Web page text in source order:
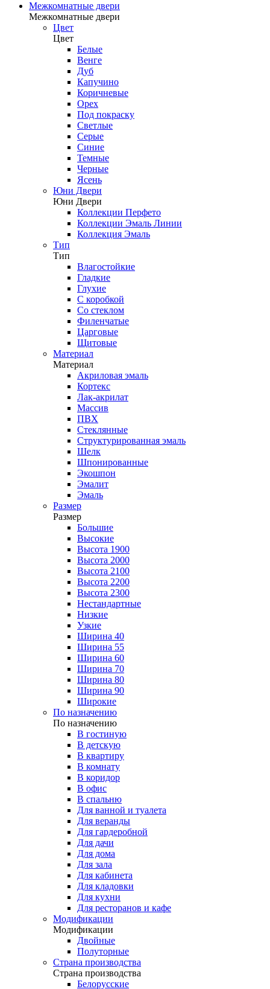
Межкомнатные двери
Межкомнатные двери
Цвет
Цвет
Белые
Венге
Дуб
Капучино
Коричневые
Орех
Под покраску
Светлые
Серые
Синие
Темные
Черные
Ясень
Юни Двери
Юни Двери
Коллекции Перфето
Коллекции Эмаль Линии
Коллекция Эмаль
Тип
Тип
Влагостойкие
Гладкие
Глухие
С коробкой
Со стеклом
Филенчатые
Царговые
Щитовые
Материал
Материал
Акриловая эмаль
Кортекс
Лак-акрилат
Массив
ПВХ
Стеклянные
Структурированная эмаль
Шелк
Шпонированные
Экошпон
Эмалит
Эмаль
Размер
Размер
Большие
Высокие
Высота 1900
Высота 2000
Высота 2100
Высота 2200
Высота 2300
Нестандартные
Низкие
Узкие
Ширина 40
Ширина 55
Ширина 60
Ширина 70
Ширина 80
Ширина 90
Широкие
По назначению
По назначению
В гостиную
В детскую
В квартиру
В комнату
В коридор
В офис
В спальню
Для ванной и туалета
Для веранды
Для гардеробной
Для дачи
Для дома
Для зала
Для кабинета
Для кладовки
Для кухни
Для ресторанов и кафе
Модификации
Модификации
Двойные
Полуторные
Страна производства
Страна производства
Белорусские